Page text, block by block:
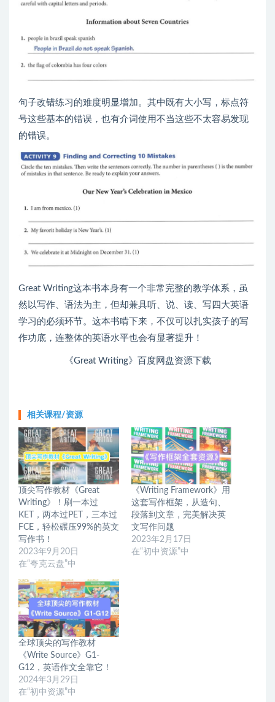
句子改错练习的难度明显增加。其中既有大小写，标点符
号这些基本的错误，也有介词使用不当这些不太容易发现
的错误。
Great Writing这本书本身有一个非常完整的教学体系，虽
然以写作、语法为主，但却兼具听、说、读、写四大英语
学习的必须环节。这本书啃下来，不仅可以扎实孩子的写
作功底，连整体的英语水平也会有显著提升！
《Great Writing》百度网盘资源下载
相关课程/资源
顶尖写作教材《Great
Writing》！刷一本过
KET，两本过PET，三本过
FCE，轻松碾压99%的英文
写作书！
2023年9月20日
在“夸克云盘”中
《Writing Framework》用
这套写作框架，从造句、
段落到文章，完美解决英
文写作问题
2023年2月17日
在“初中资源”中
全球顶尖的写作教材
《Write Source》G1-
G12，英语作文全靠它！
2024年3月29日
在“初中资源”中